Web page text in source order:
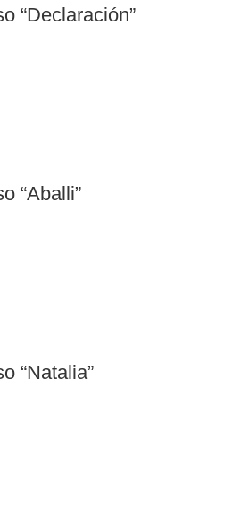
“Declaración”
“Aballi”
“Natalia”